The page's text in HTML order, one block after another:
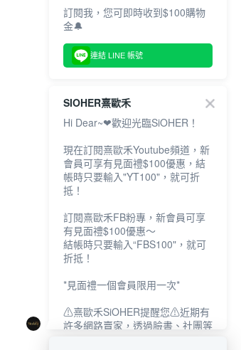
訂閱我，您可即時收到$100購物
金🔔
連結 LINE 帳號
SIOHER熹歐禾
Hi Dear~❤歡迎光臨SiOHER！
現在訂閱熹歐禾Youtube頻道，新
會員可享有見面禮$100優惠，結
帳時只要輸入"YT100"，就可折
抵！
訂閱熹歐禾FB粉專，新會員可享
有見面禮$100優惠～
結帳時只要輸入“FBS100"，就可
折抵！
*見面禮一個會員限用一次*
⚠熹歐禾SiOHER提醒您⚠近期有
許多網路賣家，透過臉書、社團等